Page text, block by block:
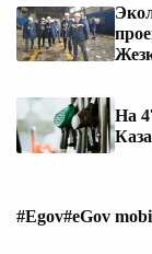
На
#Egov#eGov